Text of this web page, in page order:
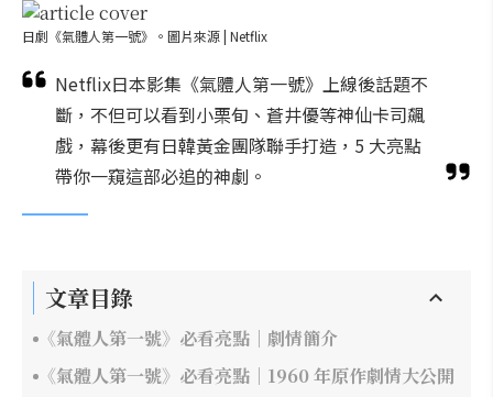
日劇《氣體人第一號》。圖片來源 | Netflix
Netflix日本影集《氣體人第一號》上線後話題不
斷，不但可以看到小栗旬、蒼井優等神仙卡司飆
戲，幕後更有日韓黃金團隊聯手打造，5 大亮點
帶你一窺這部必追的神劇。
文章目錄
《氣體人第一號》必看亮點｜劇情簡介
《氣體人第一號》必看亮點｜1960 年原作劇情大公開